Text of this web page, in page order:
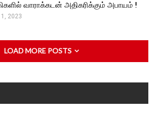
வாராக்கடன் அதிகரிக்கும் அபாயம் !
2023
LOAD MORE POSTS